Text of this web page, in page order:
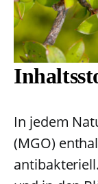
In jedem
(MGO)